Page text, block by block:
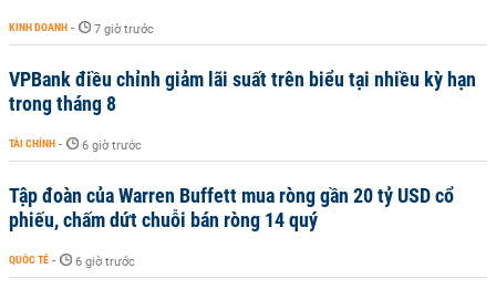
KINH DOANH - 7 giờ trước
VPBank điều chỉnh giảm lãi suất trên biểu tại nhiều kỳ hạn
trong tháng 8
TÀI CHÍNH - 6 giờ trước
Tập đoàn của Warren Buffett mua ròng gần 20 tỷ USD cổ
phiếu, chấm dứt chuỗi bán ròng 14 quý
QUỐC TẾ - 6 giờ trước